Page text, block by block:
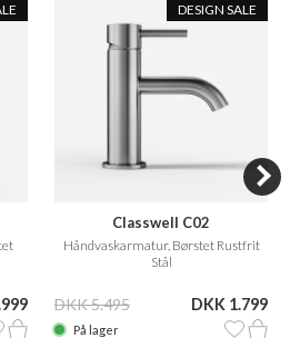
DESIGN SALE
Classwell C02
Håndvaskarmatur, Børstet Rustfrit
Stål
DKK 5.495 DKK 1.799
På lager